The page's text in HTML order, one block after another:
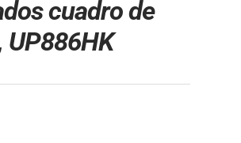
cuadro de
UP886HK